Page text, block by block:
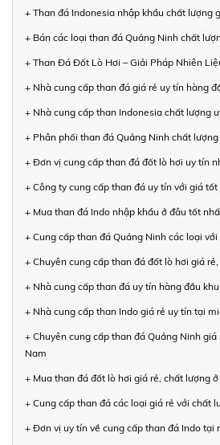
+ Than đá Indonesia nhập khẩu chất lượng
+ Bán các loại than đá Quảng Ninh chất
+ Than Đá Đốt Lò Hơi – Giải Pháp Nhiên
+ Nhà cung cấp than đá giá rẻ uy tín hàng
+ Nhà cung cấp than Indonesia chất lượng
+ Phân phối than đá Quảng Ninh chất
+ Đơn vị cung cấp than đá đốt lò hơi uy tín
+ Công ty cung cấp than đá uy tín với giá
+ Mua than đá Indo nhập khẩu ở đâu tốt
+ Cung cấp than đá Quảng Ninh các loại
+ Chuyên cung cấp than đá đốt lò hơi giá
+ Nhà cung cấp than đá uy tín hàng đầu
+ Nhà cung cấp than Indo giá rẻ uy tín tại
+ Chuyên cung cấp than đá Quảng Ninh
Nam
+ Mua than đá đốt lò hơi giá rẻ, chất lượng ở
+ Cung cấp than đá các loại giá rẻ với chất
+ Đơn vị uy tín về cung cấp than đá Indo tại